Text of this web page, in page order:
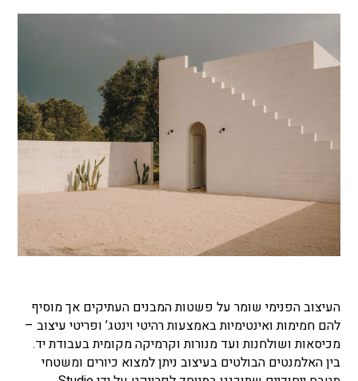
העיצוב הפנימי שומר על פשטות המבנים העתיקים אך מוסיף
להם חמימות ואינטימיות באמצעות רהיטי וינטג’ ופריטי עיצוב –
מכיסאות ושולחנות ועד מנורות וקרמיקה מקומית בעבודת יד.
בין האלמנטים הבולטים בעיצוב ניתן למצוא כיורים ומשטחי